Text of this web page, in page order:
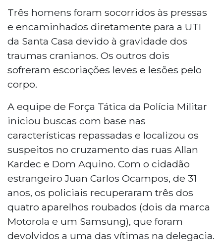
Três homens foram socorridos às pressas
e encaminhados diretamente para a UTI
da Santa Casa devido à gravidade dos
traumas cranianos. Os outros dois
sofreram escoriações leves e lesões pelo
corpo.
A equipe de Força Tática da Polícia Militar
iniciou buscas com base nas
características repassadas e localizou os
suspeitos no cruzamento das ruas Allan
Kardec e Dom Aquino. Com o cidadão
estrangeiro Juan Carlos Ocampos, de 31
anos, os policiais recuperaram três dos
quatro aparelhos roubados (dois da marca
Motorola e um Samsung), que foram
devolvidos a uma das vítimas na delegacia.